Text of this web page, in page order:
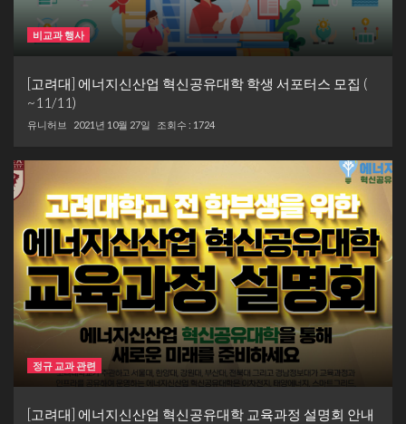
비교과 행사
[고려대] 에너지신산업 혁신공유대학 학생 서포터스 모집 (
~11/11)
유니허브 2021년 10월 27일 조회수 : 1724
정규 교과 관련
[고려대] 에너지신산업 혁신공유대학 교육과정 설명회 안내